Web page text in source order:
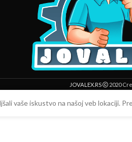
JOVALEX.RS 2020
vaše iskustvo na našoj veb lokaciji.